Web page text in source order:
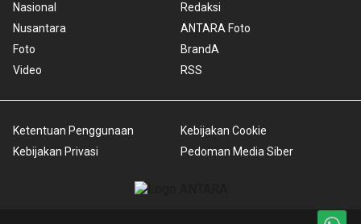
Nasional
Nusantara
Foto
Video
Redaksi
ANTARA Foto
BrandA
RSS
Ketentuan Penggunaan
Kebijakan Privasi
Kebijakan Cookie
Pedoman Media Siber